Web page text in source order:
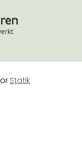
Statik